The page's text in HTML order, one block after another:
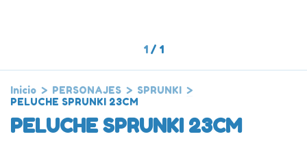
1 / 1
Inicio > PERSONAJES > SPRUNKI >
PELUCHE SPRUNKI 23CM
PELUCHE SPRUNKI 23CM